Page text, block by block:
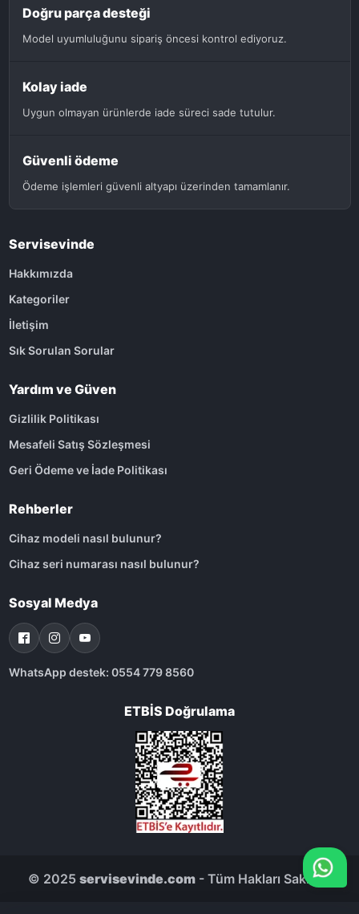
Doğru parça desteği
Model uyumluluğunu sipariş öncesi kontrol ediyoruz.
Kolay iade
Uygun olmayan ürünlerde iade süreci sade tutulur.
Güvenli ödeme
Ödeme işlemleri güvenli altyapı üzerinden tamamlanır.
Servisevinde
Hakkımızda
Kategoriler
İletişim
Sık Sorulan Sorular
Yardım ve Güven
Gizlilik Politikası
Mesafeli Satış Sözleşmesi
Geri Ödeme ve İade Politikası
Rehberler
Cihaz modeli nasıl bulunur?
Cihaz seri numarası nasıl bulunur?
Sosyal Medya
WhatsApp destek: 0554 779 8560
ETBİS Doğrulama
© 2025 servisevinde.com- Tüm Hakları Saklıdır.